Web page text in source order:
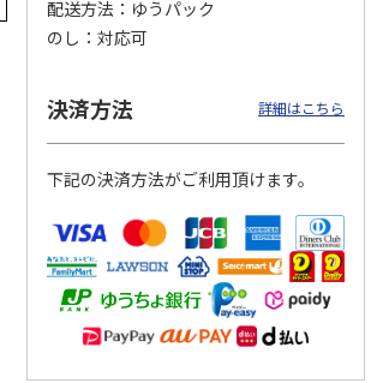
3,240円
(送料・税込)
配送方法
ゆうパック
のし
対応可
決済方法 詳細はこちら
下記の決済方法がご利用頂けます。